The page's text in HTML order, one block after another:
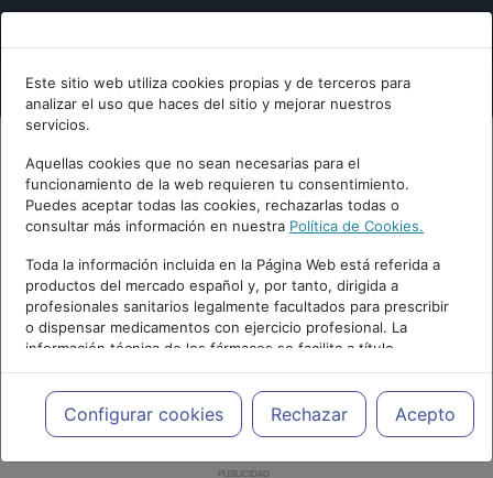
Este sitio web utiliza cookies propias y de terceros para
analizar el uso que haces del sitio y mejorar nuestros
servicios.
Aquellas cookies que no sean necesarias para el
funcionamiento de la web requieren tu consentimiento.
Puedes aceptar todas las cookies, rechazarlas todas o
consultar más información en nuestra Política de Cookies.
Toda la información incluida en la Página Web está referida a
productos del mercado español y, por tanto, dirigida a
profesionales sanitarios legalmente facultados para prescribir
o dispensar medicamentos con ejercicio profesional. La
información técnica de los fármacos se facilita a título
meramente informativo, siendo responsabilidad de los
profesionales facultados prescribir medicamentos y decidir, en
cada caso concreto, el tratamiento más adecuado a las
necesidades del paciente.
Configurar cookies Rechazar Acepto
PUBLICIDAD